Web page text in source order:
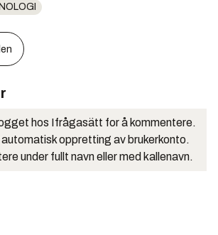
hos Ifrågasätt for å kommentere.
oppretting av brukerkonto.
under fullt navn eller med kallenavn.